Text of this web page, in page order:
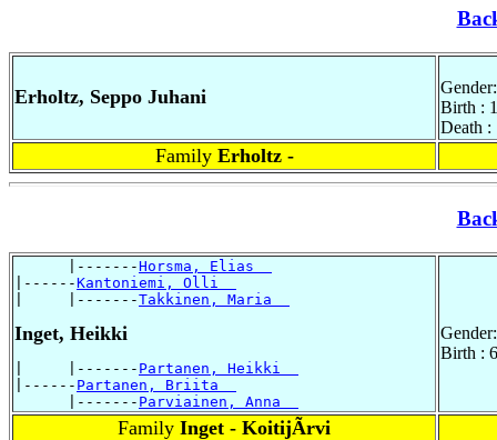
Erholtz, Seppo Juhani
Birth :
Death :
Family Erholtz -
      |-------
Horsma, Elias
|------Kantoniemi, Olli
|     |-------Takkinen, Maria
Inget, Heikki
|     |------- Partanen, Heikki
|------ Partanen, Briita
      |-------
Parviainen, Anna
Birth :
Family Inget - KoitijÃrvi